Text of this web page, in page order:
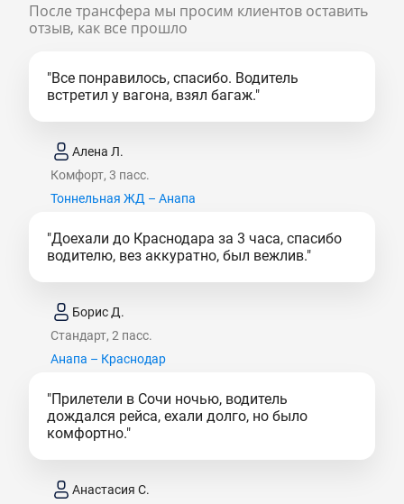
После трансфера мы просим клиентов оставить
отзыв, как все прошло
"Все понравилось, спасибо. Водитель
встретил у вагона, взял багаж."
Алена Л.
Комфорт, 3 пасс.
Тоннельная ЖД – Анапа
"Доехали до Краснодара за 3 часа, спасибо
водителю, вез аккуратно, был вежлив."
Борис Д.
Стандарт, 2 пасс.
Анапа – Краснодар
"Прилетели в Сочи ночью, водитель
дождался рейса, ехали долго, но было
комфортно."
Анастасия С.